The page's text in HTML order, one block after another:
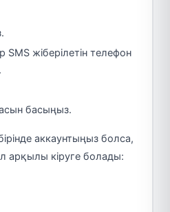
SMS жіберілетін телефон
басыңыз.
аккаунтыңыз болса,
арқылы кіруге болады: